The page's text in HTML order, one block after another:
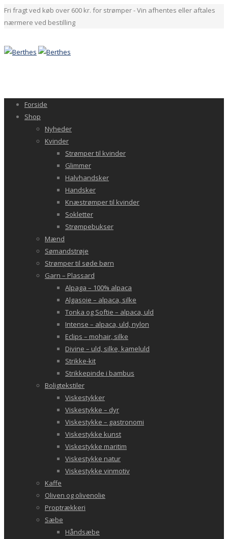
Fri fragt ved køb over 600 kr. for strømper - Vin afhentes eller aftales
nærmere ved bestilling
Forside
Shop
Nyheder
Kvinder
Strømper til kvinder
Glimmer
Halvhandsker
Handsker
Knæstrømper til kvinder
Sokletter
Strømpebukser
Mænd
Sømandstrøje
Strømper til søde børn
Garn – Plassard
Alpaga – 100% alpaca
Algasoie – alpaca, silke
Tonka og Softie – alpaca, uld
Intense – alpaca, uld, nylon
Eclips – mohair, silke
Divine – uld, silke, kameluld
Strikke-kit
Strikkepinde i bambus
Boligtekstiler
Viskestykker
Viskestykke – dyr
Viskestykke – gastronomi
Viskestykke kunst
Viskestykke maritim
Viskestykke natur
Viskestykke vinmotiv
Kaffe
Oliven og olivenolie
Proptrækkeri
Sæbe
Håndsæbe